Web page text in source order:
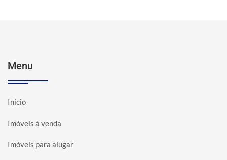
Menu
Início
Imóveis à venda
Imóveis para alugar